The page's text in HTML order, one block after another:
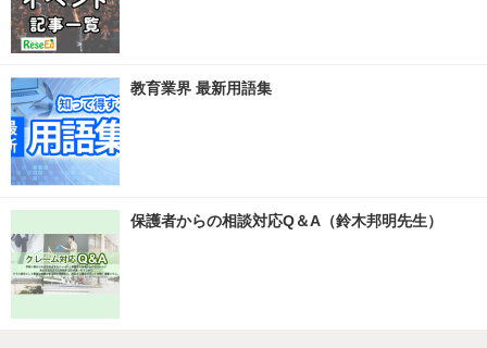
教育業界 最新用語集
保護者からの相談対応Q＆A（鈴木邦明先生）